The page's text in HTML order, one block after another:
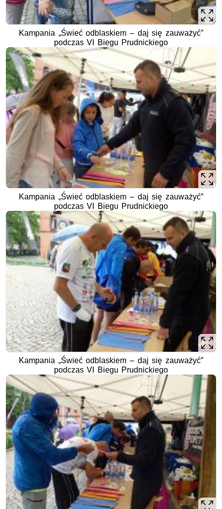
Kampania „Świeć odblaskiem – daj się zauważyć”
podczas VI Biegu Prudnickiego
Kampania „Świeć odblaskiem – daj się zauważyć”
podczas VI Biegu Prudnickiego
Kampania „Świeć odblaskiem – daj się zauważyć”
podczas VI Biegu Prudnickiego